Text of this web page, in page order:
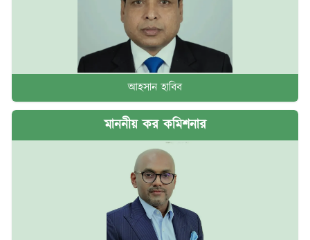
আহসান হাবিব
মাননীয় কর কমিশনার